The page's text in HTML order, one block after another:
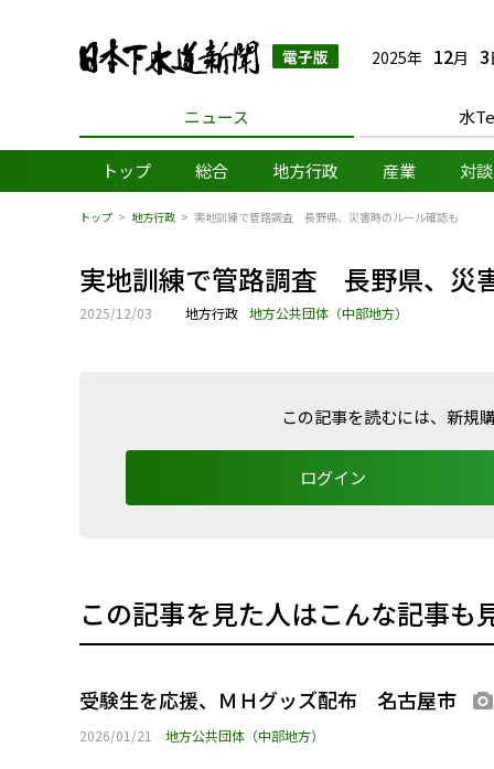
日本下水道新聞 電子
2025年 12月 3
ニュース 水
トップ 総合 地方行政 産業 対
トップ 地方行政 実地訓練で管路調査 長野県、災害時のルール確認も
実地訓練で管路調査 長野県、災
2025/12/03 地方行政 地方公共団体（中部地方）
この記事を読むには、新規
ログイン
この記事を見た人はこんな記事も
受験生を応援、ＭＨグッズ配布 名古屋市
2026/01/21 地方公共団体（中部地方）